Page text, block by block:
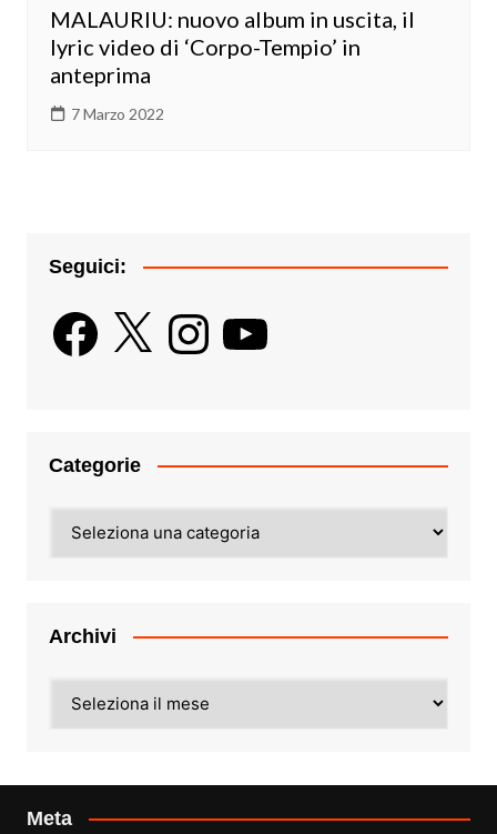
MALAURIU: nuovo album in uscita, il
lyric video di ‘Corpo-Tempio’ in
anteprima
7 Marzo 2022
Seguici:
Facebook
X InstagramYouTube
Categorie
Archivi
Meta